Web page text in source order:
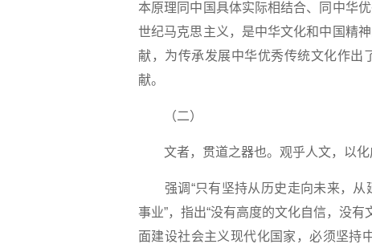
本原理同中国具体实际相结合、同中华
世纪马克思主义，是中华文化和中国精
献，为传承发展中华优秀传统文化作出
献。
（二）
文者，贯道之器也。观乎人文，以化
强调“只有坚持从历史走向未来，从
事业”，指出“没有高度的文化自信，没
面建设社会主义现代化国家，必须坚